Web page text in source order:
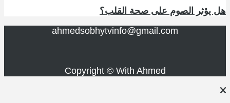
هل يؤثر الصوم على صحة القلب؟
ahmedsobhytvinfo@gmail.com
Copyright © With Ahmed